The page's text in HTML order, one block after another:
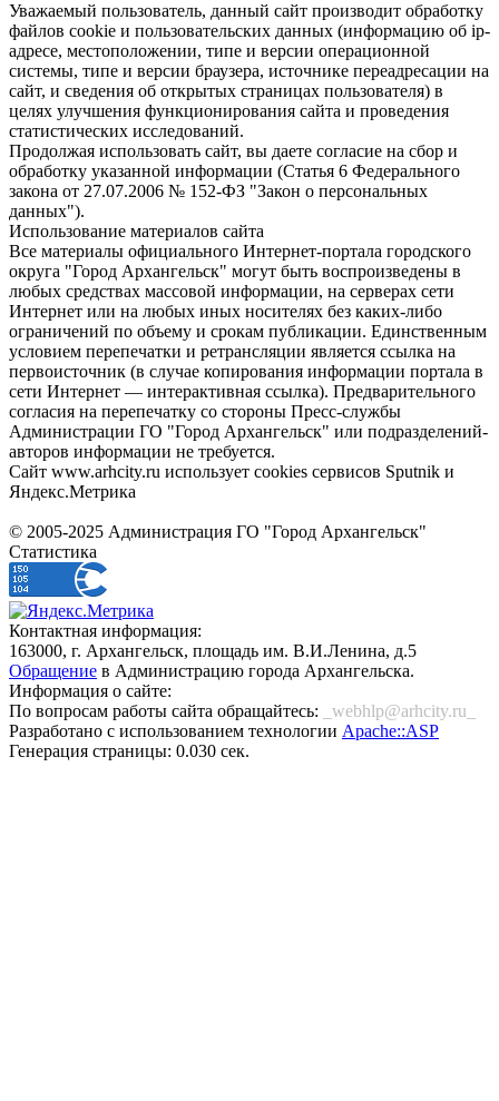
Уважаемый пользователь, данный сайт производит обработку
файлов cookie и пользовательских данных (информацию об ip-
адресе, местоположении, типе и версии операционной
системы, типе и версии браузера, источнике переадресации на
сайт, и сведения об открытых страницах пользователя) в
целях улучшения функционирования сайта и проведения
статистических исследований.
Продолжая использовать сайт, вы даете согласие на сбор и
обработку указанной информации (Статья 6 Федерального
закона от 27.07.2006 № 152-ФЗ "Закон о персональных
данных").
Использование материалов сайта
Все материалы официального Интернет-портала городского
округа "Город Архангельск" могут быть воспроизведены в
любых средствах массовой информации, на серверах сети
Интернет или на любых иных носителях без каких-либо
ограничений по объему и срокам публикации. Единственным
условием перепечатки и ретрансляции является ссылка на
первоисточник (в случае копирования информации портала в
сети Интернет — интерактивная ссылка). Предварительного
согласия на перепечатку со стороны Пресс-службы
Администрации ГО "Город Архангельск" или подразделений-
авторов информации не требуется.
Сайт www.arhcity.ru использует cookies сервисов Sputnik и
Яндекс.Метрика
© 2005-2025 Администрация ГО "Город Архангельск"
Статистика
Контактная информация:
163000, г. Архангельск, площадь им. В.И.Ленина, д.5
Обращение в Администрацию города Архангельска.
Информация о сайте:
По вопросам работы сайта обращайтесь:
_webhlp@arhcity.ru_
Разработано с использованием технологии Apache::ASP
Генерация страницы: 0.030 сек.